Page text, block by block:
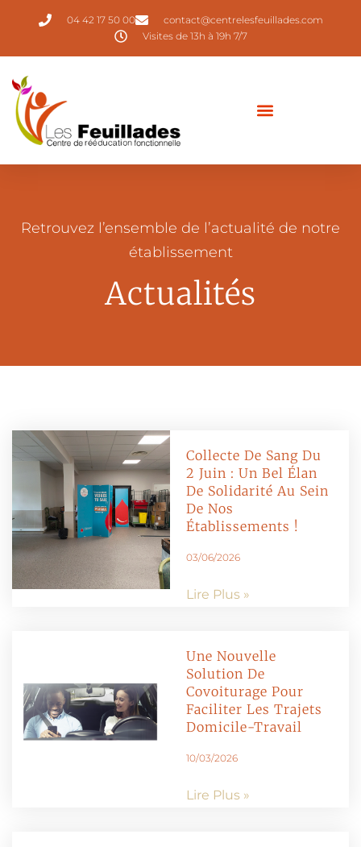
04 42 17 50 00
contact@centrelesfeuillades.com
Visites de 13h à 19h 7/7
Retrouvez l’ensemble de l’actualité de notre
établissement
Actualités
Collecte De Sang Du
2 Juin : Un Bel Élan
De Solidarité Au Sein
De Nos
Établissements !
03/06/2026
Lire Plus »
Une Nouvelle
Solution De
Covoiturage Pour
Faciliter Les Trajets
Domicile-Travail
10/03/2026
Lire Plus »